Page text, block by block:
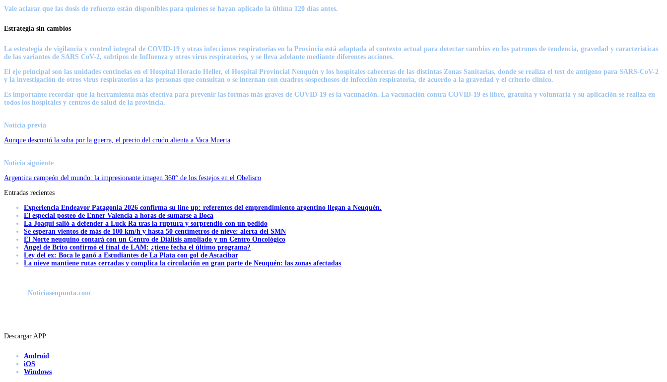
Vale aclarar que las dosis de refuerzo están disponibles para quienes se hayan aplicado la última 120 días antes.
Estrategia sin cambios
La estrategia de vigilancia y control integral de COVID-19 y otras infecciones respiratorias en la Provincia está adaptada al contexto actual para detectar cambios en los patrones de tendencia, gravedad y características
de las variantes de SARS CoV-2, subtipos de Influenza y otros virus respiratorios, y se lleva adelante mediante diferentes acciones.
El eje principal son las unidades centinelas en el Hospital Horacio Heller, el Hospital Provincial Neuquén y los hospitales cabeceras de las distintas Zonas Sanitarias, donde se realiza el test de antígeno para SARS-CoV-2
y la investigación de otros virus respiratorios a las personas que consultan o se internan con cuadros sospechosos de infección respiratoria, de acuerdo a la gravedad y el criterio clínico.
Es importante recordar que la herramienta más efectiva para prevenir las formas más graves de COVID-19 es la vacunación. La vacunación contra COVID-19 es libre, gratuita y voluntaria y su aplicación se realiza en
todos los hospitales y centros de salud de la provincia.
Noticia previa
Aunque descontó la suba por la guerra, el precio del crudo alienta a Vaca Muerta
Noticia siguiente
Argentina campeón del mundo: la impresionante imagen 360° de los festejos en el Obelisco
Entradas recientes
Experiencia Endeavor Patagonia 2026 confirma su line up: referentes del emprendimiento argentino llegan a Neuquén.
El especial posteo de Enner Valencia a horas de sumarse a Boca
La Joaqui salió a defender a Luck Ra tras la ruptura y sorprendió con un pedido
Se esperan vientos de más de 100 km/h y hasta 50 centímetros de nieve: alerta del SMN
El Norte neuquino contará con un Centro de Diálisis ampliado y un Centro Oncológico
Ángel de Brito confirmó el final de LAM: ¿tiene fecha el último programa?
Ley del ex: Boca le ganó a Estudiantes de La Plata con gol de Ascacibar
La nieve mantiene rutas cerradas y complica la circulación en gran parte de Neuquén: las zonas afectadas
Noticiasenpunta.com
Descargar APP
Android
iOS
Windows